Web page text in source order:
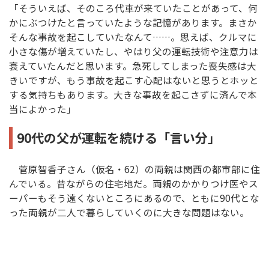
「そういえば、そのころ代車が来ていたことがあって、何
かにぶつけたと言っていたような記憶があります。まさか
そんな事故を起こしていたなんて……。思えば、クルマに
小さな傷が増えていたし、やはり父の運転技術や注意力は
衰えていたんだと思います。急死してしまった喪失感は大
きいですが、もう事故を起こす心配はないと思うとホッと
する気持ちもあります。大きな事故を起こさずに済んで本
当によかった」
90代の父が運転を続ける「言い分」
菅原智香子さん（仮名・62）の両親は関西の都市部に住
んでいる。昔ながらの住宅地だ。両親のかかりつけ医やス
ーパーもそう遠くないところにあるので、ともに90代とな
った両親が二人で暮らしていくのに大きな問題はない。